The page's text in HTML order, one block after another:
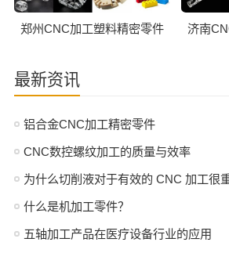
郑州CNC加工塑料精密零件 济南
最新资讯
铝合金CNC加工精密零件
CNC数控螺纹加工的质量与效率
什么是机加工零件？
五轴加工产品在医疗设备行业的应用